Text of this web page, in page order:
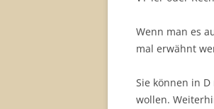
Wenn man es
mal erwähnt
Sie können in
wollen.